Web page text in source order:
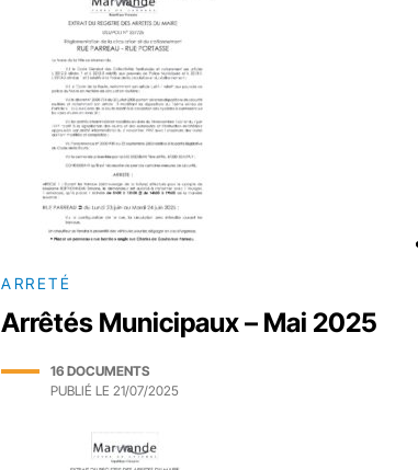
ARRETÉ
Arrêtés Municipaux – Mai 2025
16 DOCUMENTS
PUBLIÉ LE 21/07/2025